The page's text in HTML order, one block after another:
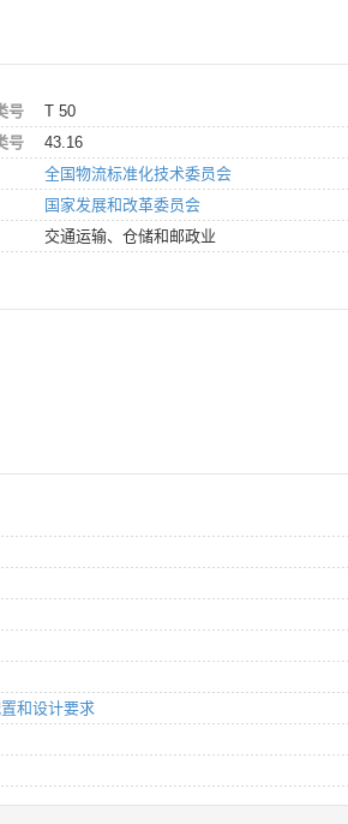
号
T 50
号
43.16
全国物流标准化技术委员会
国家发展和改革委员会
交通运输、仓储和邮政业
和设计要求